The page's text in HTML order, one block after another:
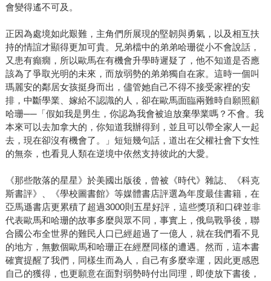
會變得遙不可及。
正因為處境如此艱難，主角們所展現的堅韌與勇氣，以及相互扶
持的情誼才顯得更加可貴。兄弟檔中的弟弟哈珊從小不會說話，
又患有癲癇，所以歐馬在有機會升學時遲疑了，他不知道是否應
該為了爭取光明的未來，而放弱勢的弟弟獨自在家。這時一個叫
瑪麗安的鄰居女孩挺身而出，儘管她自己不得不接受家裡的安
排，中斷學業、嫁給不認識的人，卻在歐馬面臨兩難時自願照顧
哈珊──「假如我是男生，你認為我會被迫放棄學業嗎？不會。我
本來可以去加拿大的，你知道我辦得到，並且可以帶全家人一起
去，現在卻沒有機會了。」短短幾句話，道出在父權社會下女性
的無奈，也看見人類在逆境中依然支持彼此的大愛。
《那些散落的星星》於美國出版後，曾被《時代》雜誌、《科克
斯書評》、《學校圖書館》等媒體書店評選為年度最佳書籍，在
亞馬遜書店更累積了超過3000則五星好評，這些獎項和口碑並非
代表歐馬和哈珊的故事多麼與眾不同，事實上，俄烏戰爭後，聯
合國公布全世界的難民人口已經超過了一億人，就在我們看不見
的地方，無數個歐馬和哈珊正在經歷同樣的遭遇。然而，這本書
確實提醒了我們，同樣生而為人，自己有多麼幸運，因此更感恩
自己的獲得，也更願意在面對弱勢時付出同理，即使放下書後，